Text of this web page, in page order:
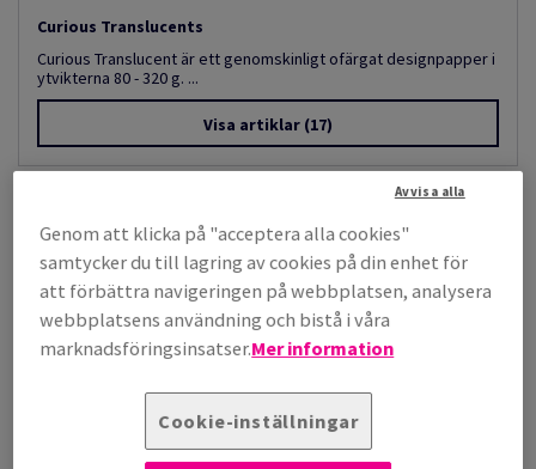
Curious Translucents
Curious Translucent är ett genomskinligt ofärgat designpapper i
ytvikterna 80 - 320 g. ...
Visa artiklar (17)
Genom att klicka på "acceptera alla cookies"
samtycker du till lagring av cookies på din enhet för
att förbättra navigeringen på webbplatsen, analysera
webbplatsens användning och bistå i våra
marknadsföringsinsatser.Mer information
Cookie-inställningar
Avvisa alla